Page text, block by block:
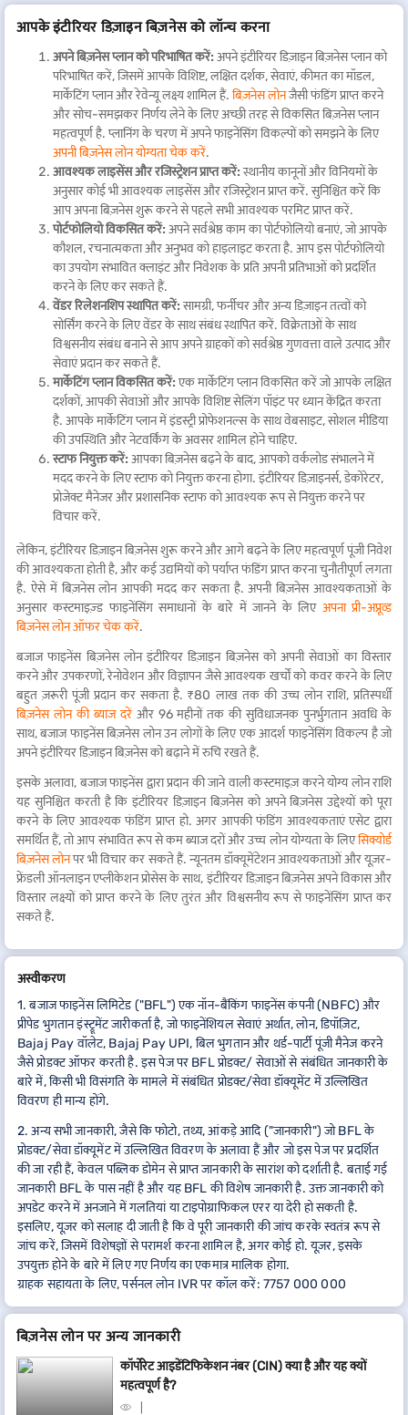
आपके इंटीरियर डिज़ाइन बिज़नेस को लॉन्च करना
अपने बिज़नेस प्लान को परिभाषित करें: अपने इंटीरियर डिज़ाइन बिज़नेस प्लान को
परिभाषित करें, जिसमें आपके विशिष्ट, लक्षित दर्शक, सेवाएं, कीमत का मॉडल,
मार्केटिंग प्लान और रेवेन्यू लक्ष्य शामिल हैं.बिज़नेस लोनजैसी फंडिंग प्राप्त करने
और सोच-समझकर निर्णय लेने के लिए अच्छी तरह से विकसित बिज़नेस प्लान
महत्वपूर्ण है. प्लानिंग के चरण में अपने फाइनेंसिंग विकल्पों को समझने के लिए
अपनी बिज़नेस लोन योग्यता चेक करें.
आवश्यक लाइसेंस और रजिस्ट्रेशन प्राप्त करें: स्थानीय कानूनों और विनियमों के
अनुसार कोई भी आवश्यक लाइसेंस और रजिस्ट्रेशन प्राप्त करें. सुनिश्चित करें कि
आप अपना बिज़नेस शुरू करने से पहले सभी आवश्यक परमिट प्राप्त करें.
पोर्टफोलियो विकसित करें: अपने सर्वश्रेष्ठ काम का पोर्टफोलियो बनाएं, जो आपके
कौशल, रचनात्मकता और अनुभव को हाइलाइट करता है. आप इस पोर्टफोलियो
का उपयोग संभावित क्लाइंट और निवेशक के प्रति अपनी प्रतिभाओं को प्रदर्शित
करने के लिए कर सकते हैं.
वेंडर रिलेशनशिप स्थापित करें: सामग्री, फर्नीचर और अन्य डिज़ाइन तत्वों को
सोर्सिंग करने के लिए वेंडर के साथ संबंध स्थापित करें. विक्रेताओं के साथ
विश्वसनीय संबंध बनाने से आप अपने ग्राहकों को सर्वश्रेष्ठ गुणवत्ता वाले उत्पाद और
सेवाएं प्रदान कर सकते हैं.
मार्केटिंग प्लान विकसित करें: एक मार्केटिंग प्लान विकसित करें जो आपके लक्षित
दर्शकों, आपकी सेवाओं और आपके विशिष्ट सेलिंग पॉइंट पर ध्यान केंद्रित करता
है. आपके मार्केटिंग प्लान में इंडस्ट्री प्रोफेशनल्स के साथ वेबसाइट, सोशल मीडिया
की उपस्थिति और नेटवर्किंग के अवसर शामिल होने चाहिए.
स्टाफ नियुक्त करें: आपका बिज़नेस बढ़ने के बाद, आपको वर्कलोड संभालने में
मदद करने के लिए स्टाफ को नियुक्त करना होगा. इंटीरियर डिज़ाइनर्स, डेकोरेटर,
प्रोजेक्ट मैनेजर और प्रशासनिक स्टाफ को आवश्यक रूप से नियुक्त करने पर
विचार करें.
लेकिन, इंटीरियर डिज़ाइन बिज़नेस शुरू करने और आगे बढ़ने के लिए महत्वपूर्ण पूंजी निवेश
की आवश्यकता होती है, और कई उद्यमियों को पर्याप्त फंडिंग प्राप्त करना चुनौतीपूर्ण लगता
है. ऐसे में बिज़नेस लोन आपकी मदद कर सकता है. अपनी बिज़नेस आवश्यकताओं के
अनुसार कस्टमाइज़्ड फाइनेंसिंग समाधानों के बारे में जानने के लिए अपना प्री-अप्रूव्ड
बिज़नेस लोन ऑफर चेक करें.
बजाज फाइनेंस बिज़नेस लोन इंटीरियर डिज़ाइन बिज़नेस को अपनी सेवाओं का विस्तार
करने और उपकरणों, रेनोवेशन और विज्ञापन जैसे आवश्यक खर्चों को कवर करने के लिए
बहुत ज़रूरी पूंजी प्रदान कर सकता है. ₹80 लाख तक की उच्च लोन राशि, प्रतिस्पर्धी
बिज़नेस लोन की ब्याज दरेंऔर 96 महीनों तक की सुविधाजनक पुनर्भुगतान अवधि के
साथ, बजाज फाइनेंस बिज़नेस लोन उन लोगों के लिए एक आदर्श फाइनेंसिंग विकल्प है जो
अपने इंटीरियर डिज़ाइन बिज़नेस को बढ़ाने में रुचि रखते हैं.
इसके अलावा, बजाज फाइनेंस द्वारा प्रदान की जाने वाली कस्टमाइज़ करने योग्य लोन राशि
यह सुनिश्चित करती है कि इंटीरियर डिज़ाइन बिज़नेस को अपने बिज़नेस उद्देश्यों को पूरा
करने के लिए आवश्यक फंडिंग प्राप्त हो. अगर आपकी फंडिंग आवश्यकताएं एसेट द्वारा
समर्थित हैं, तो आप संभावित रूप से कम ब्याज दरों और उच्च लोन योग्यता के लिएसिक्योर्ड
बिज़नेस लोनपर भी विचार कर सकते हैं. न्यूनतम डॉक्यूमेंटेशन आवश्यकताओं और यूज़र-
फ्रेंडली ऑनलाइन एप्लीकेशन प्रोसेस के साथ, इंटीरियर डिज़ाइन बिज़नेस अपने विकास और
विस्तार लक्ष्यों को प्राप्त करने के लिए तुरंत और विश्वसनीय रूप से फाइनेंसिंग प्राप्त कर
सकते हैं.
अस्वीकरण
1. बजाज फाइनेंस लिमिटेड ("BFL") एक नॉन-बैंकिंग फाइनेंस कंपनी (NBFC) और
प्रीपेड भुगतान इंस्ट्रूमेंट जारीकर्ता है, जो फाइनेंशियल सेवाएं अर्थात, लोन, डिपॉज़िट,
Bajaj Pay वॉलेट, Bajaj Pay UPI, बिल भुगतान और थर्ड-पार्टी पूंजी मैनेज करने
जैसे प्रोडक्ट ऑफर करती है. इस पेज पर BFL प्रोडक्ट/ सेवाओं से संबंधित जानकारी के
बारे में, किसी भी विसंगति के मामले में संबंधित प्रोडक्ट/सेवा डॉक्यूमेंट में उल्लिखित
विवरण ही मान्य होंगे.
2. अन्य सभी जानकारी, जैसे कि फोटो, तथ्य, आंकड़े आदि ("जानकारी") जो BFL के
प्रोडक्ट/सेवा डॉक्यूमेंट में उल्लिखित विवरण के अलावा हैं और जो इस पेज पर प्रदर्शित
की जा रही हैं, केवल पब्लिक डोमेन से प्राप्त जानकारी के सारांश को दर्शाती है. बताई गई
जानकारी BFL के पास नहीं है और यह BFL की विशेष जानकारी है. उक्त जानकारी को
अपडेट करने में अनजाने में गलतियां या टाइपोग्राफिकल एरर या देरी हो सकती है.
इसलिए, यूज़र को सलाह दी जाती है कि वे पूरी जानकारी की जांच करके स्वतंत्र रूप से
जांच करें, जिसमें विशेषज्ञों से परामर्श करना शामिल है, अगर कोई हो. यूज़र, इसके
उपयुक्त होने के बारे में लिए गए निर्णय का एकमात्र मालिक होगा.
ग्राहक सहायता के लिए, पर्सनल लोन IVR पर कॉल करें: 7757 000 000
बिज़नेस लोन पर अन्य जानकारी
कॉर्पोरेट आइडेंटिफिकेशन नंबर (CIN) क्या है और यह क्यों
महत्वपूर्ण है?